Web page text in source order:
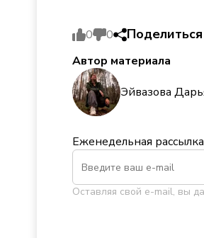
0 0 Поделиться
Автор материала
Эйвазова
Еженедельная
Оставляя свой e-mail, вы